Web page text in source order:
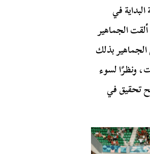
في
الجماهير
بذلك
ما أسفر عن استمرار المباراة ما يُقارب الـ4 ساعات، ونظرًا لسوء
تحقيق في